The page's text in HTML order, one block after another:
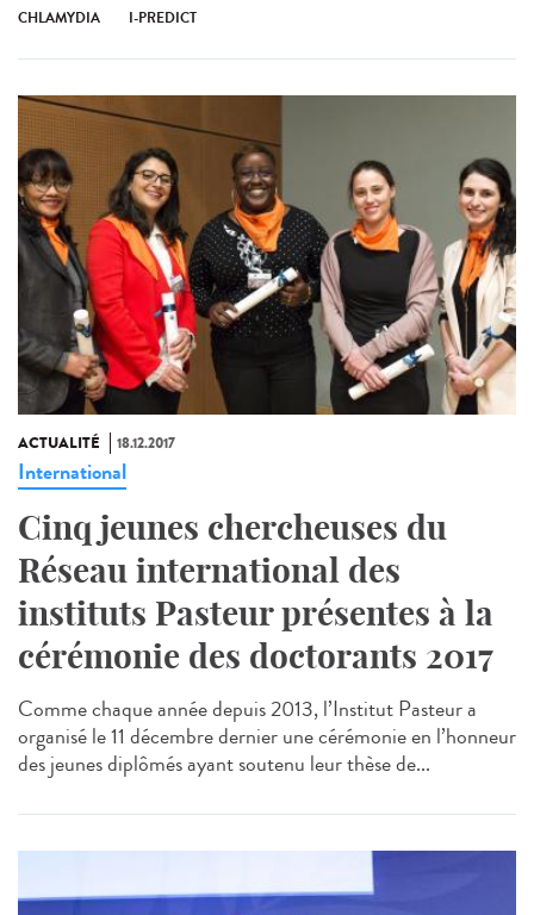
CHLAMYDIA I-PREDICT
ACTUALITÉ 18.12.2017
International
Cinq jeunes chercheuses du
Réseau international des
instituts Pasteur présentes à la
cérémonie des doctorants 2017
Comme chaque année depuis 2013, l’Institut Pasteur a
organisé le 11 décembre dernier une cérémonie en l’honneur
des jeunes diplômés ayant soutenu leur thèse de...